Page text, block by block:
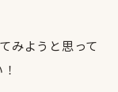
みようと思って